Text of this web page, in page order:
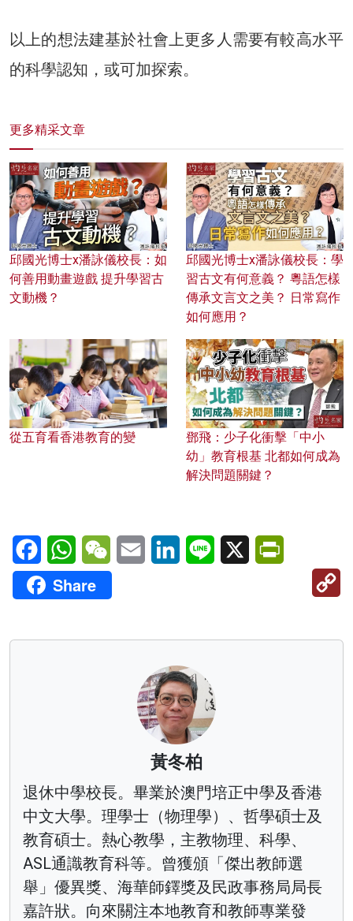
以上的想法建基於社會上更多人需要有較高水平
的科學認知，或可加探索。
更多精采文章
邱國光博士x潘詠儀校長：如
何善用動畫遊戲 提升學習古
文動機？
邱國光博士x潘詠儀校長：學
習古文有何意義？ 粵語怎樣
傳承文言文之美？ 日常寫作
如何應用？
從五育看香港教育的變
鄧飛：少子化衝擊「中小
幼」教育根基 北都如何成為
解決問題關鍵？
FacebookWhatsAppWeChatEmail LinkedInLine X
Share
黃冬柏
退休中學校長。畢業於澳門培正中學及香港
中文大學。理學士（物理學）、哲學碩士及
教育碩士。熱心教學，主教物理、科學、
ASL通識教育科等。曾獲頒「傑出教師選
舉」優異獎、海華師鐸獎及民政事務局局長
嘉許狀。向來關注本地教育和教師專業發